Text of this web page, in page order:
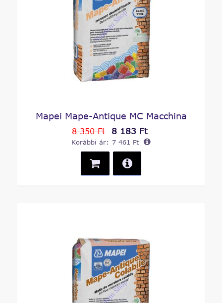
Mapei Mape-Antique MC Macchina
8 350 Ft 8 183 Ft
Korábbi ár: 7 461 Ft